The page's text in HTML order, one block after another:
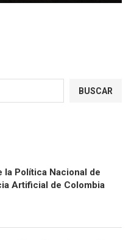
BUSCAR
la Política Nacional de
Artificial de Colombia